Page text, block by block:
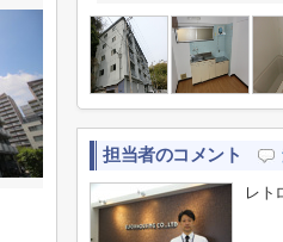
担当者のコメント
レト